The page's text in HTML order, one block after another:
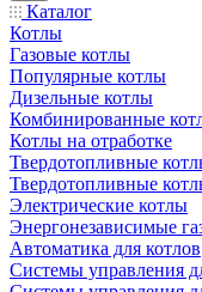
Каталог
Котлы
Газовые котлы
Популярные котлы
Дизельные котлы
Комбинированные
Котлы на отработке
Твердотопливные
Твердотопливные
Электрические котлы
Энергонезависимые
Автоматика для котлов
Системы управления